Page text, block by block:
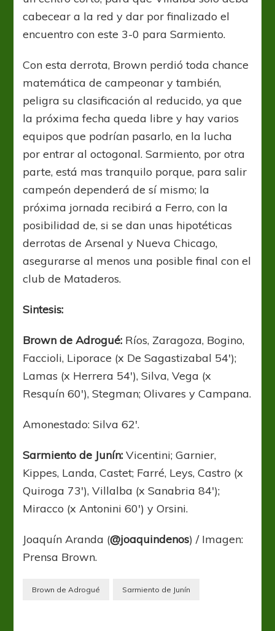
cabecear a la red y dar por finalizado el
encuentro con este 3-0 para Sarmiento.
Con esta derrota, Brown perdió toda chance
matemática de campeonar y también,
peligra su clasificación al reducido, ya que
la próxima fecha queda libre y hay varios
equipos que podrían pasarlo, en la lucha
por entrar al octogonal. Sarmiento, por otra
parte, está mas tranquilo porque, para salir
campeón dependerá de sí mismo; la
próxima jornada recibirá a Ferro, con la
posibilidad de, si se dan unas hipotéticas
derrotas de Arsenal y Nueva Chicago,
asegurarse al menos una posible final con el
club de Mataderos.
Sintesis:
Brown de Adrogué: Ríos, Zaragoza, Bogino,
Faccioli, Liporace (x De Sagastizabal 54′);
Lamas (x Herrera 54′), Silva, Vega (x
Resquín 60′), Stegman; Olivares y Campana.
Amonestado: Silva 62′.
Sarmiento de Junín: Vicentini; Garnier,
Kippes, Landa, Castet; Farré, Leys, Castro (x
Quiroga 73′), Villalba (x Sanabria 84′);
Miracco (x Antonini 60′) y Orsini.
Joaquín Aranda (@joaquindenos) / Imagen:
Prensa Brown.
Brown de Adrogué Sarmiento de Junín